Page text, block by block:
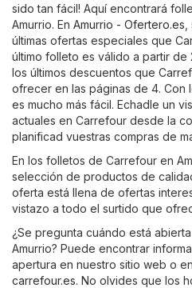
sido tan fácil! Aquí encontrará
Amurrio. En Amurrio - Ofertero.es
últimas ofertas especiales que
último folleto es válido a partir
los últimos descuentos que
ofrecer en las páginas de 4. Con
es mucho más fácil. Echadle un
actuales en Carrefour desde la
planificad vuestras compras de
En los folletos de Carrefour en
selección de productos de
oferta está llena de ofertas
vistazo a todo el surtido que
¿Se pregunta cuándo está
Amurrio? Puede encontrar
apertura en nuestro sitio web o
carrefour.es. No olvides que los